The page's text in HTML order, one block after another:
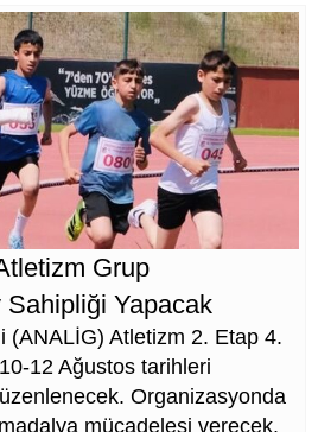
Grup
Sahipliği Yapacak
(ANALİG) Atletizm 2. Etap 4.
12 Ağustos tarihleri
Organizasyonda
mücadelesi verecek.